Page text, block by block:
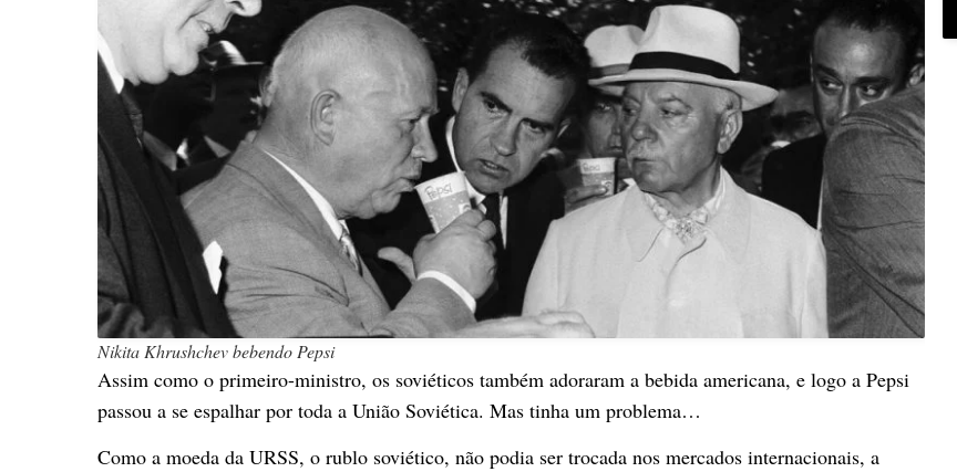
Nikita Khrushchev bebendo Pepsi
Assim como o primeiro-ministro, os soviéticos também adoraram a bebida americana, e logo a Pepsi
passou a se espalhar por toda a União Soviética. Mas tinha um problema…
Como a moeda da URSS, o rublo soviético, não podia ser trocada nos mercados internacionais, a